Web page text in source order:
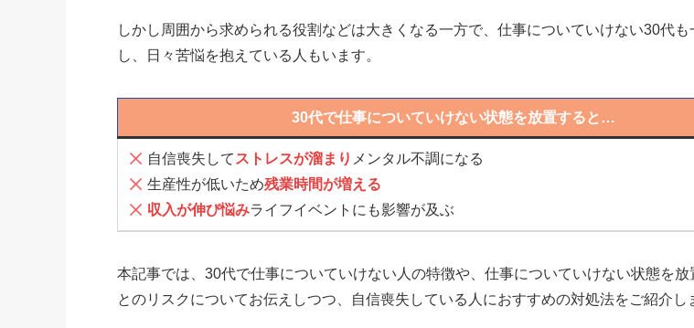
しかし周囲から求められる役割などは大きくなる一方で、仕事についていけない30代も
し、日々苦悩を抱えている人もいます。
30代で仕事についていけない状態を放置すると…
自信喪失してストレスが溜まり メンタル不調になる
生産性が低いため残業時間が増える
収入が伸び悩みライフイベントにも影響が及ぶ
本記事では、30代で仕事についていけない人の特徴や、仕事についていけない状態を放
とのリスクについてお伝えしつつ、自信喪失している人におすすめの対処法をご紹介し